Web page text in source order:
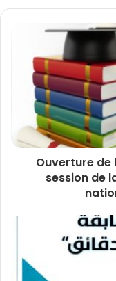
Ouverture
session de